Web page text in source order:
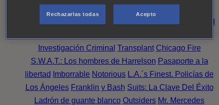
Investigación Criminal Transplant Chicago Fire
S.W.A.T.: Los hombres de Harrelson Pasaporte a la
libertad
Imborrable Notorious L.A.´s Finest. Policías de
Los Ángeles Franklin y Bash Suits: La Clave Del Éxito
Ladrón de guante blanco Outsiders Mr. Mercedes
Rechazarlas todas Acepto